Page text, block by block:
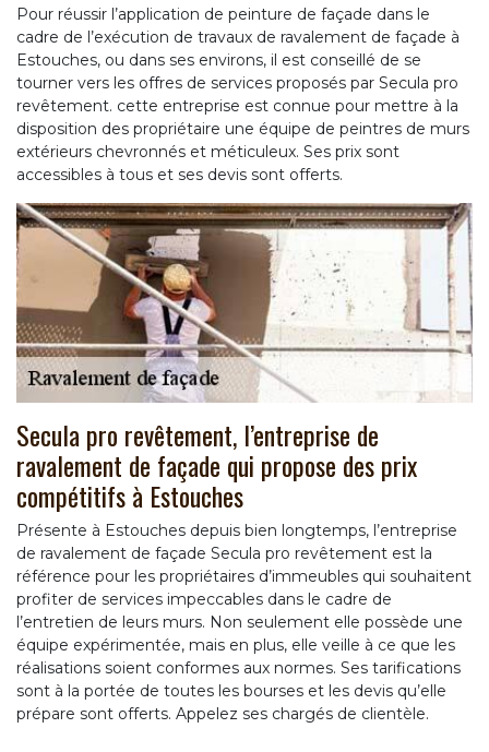
Pour réussir l’application de peinture de façade dans le
cadre de l’exécution de travaux de ravalement de façade à
Estouches, ou dans ses environs, il est conseillé de se
tourner vers les offres de services proposés par Secula pro
revêtement. cette entreprise est connue pour mettre à la
disposition des propriétaire une équipe de peintres de murs
extérieurs chevronnés et méticuleux. Ses prix sont
accessibles à tous et ses devis sont offerts.
Secula pro revêtement, l’entreprise de
ravalement de façade qui propose des prix
compétitifs à Estouches
Présente à Estouches depuis bien longtemps, l’entreprise
de ravalement de façade Secula pro revêtement est la
référence pour les propriétaires d’immeubles qui souhaitent
profiter de services impeccables dans le cadre de
l’entretien de leurs murs. Non seulement elle possède une
équipe expérimentée, mais en plus, elle veille à ce que les
réalisations soient conformes aux normes. Ses tarifications
sont à la portée de toutes les bourses et les devis qu’elle
prépare sont offerts. Appelez ses chargés de clientèle.